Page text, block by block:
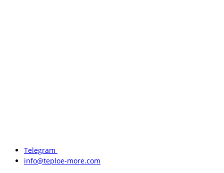
Telegram
info@teploe-more.com